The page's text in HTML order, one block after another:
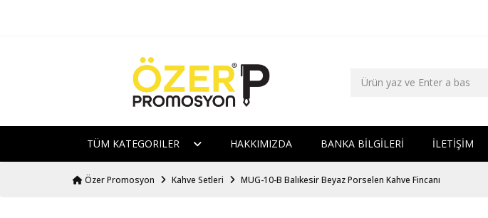
TÜM KATEGORILER HAKKIMIZDA BANKA BİLGİLERİ İLETİŞİM
Özer Promosyon Kahve Setleri MUG-10-B Balıkesir Beyaz Porselen Kahve Fincanı